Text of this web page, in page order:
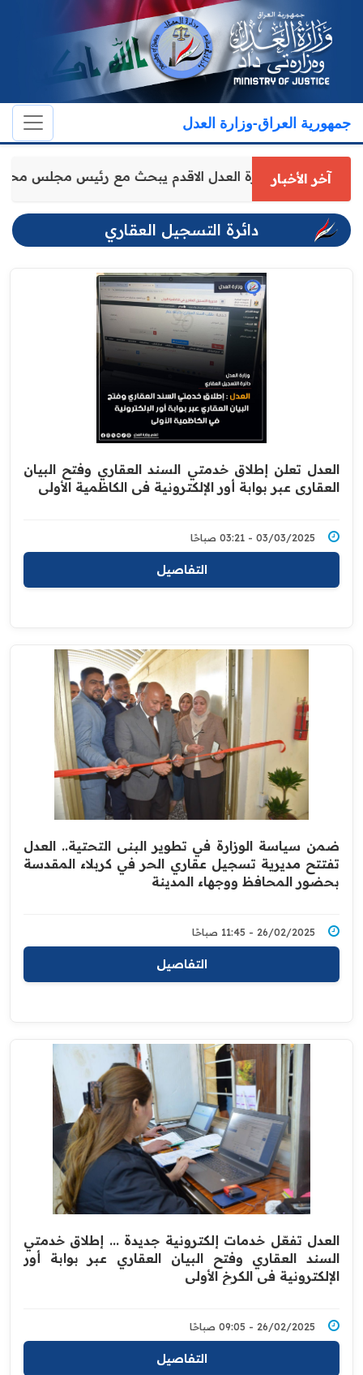
جمهورية العراق-وزارة العدل
آخر الأخباروكيل وزارة العدل الاقدم يبحث مع رئيس مجلس
دائرة التسجيل العقاري
العدل تعلن إطلاق خدمتي السند العقاري وفتح البيان
العقاري عبر بوابة أور الإلكترونية في الكاظمية الأولى
03/03/2025 - 03:21 صباحًا
التفاصيل
ضمن سياسة الوزارة في تطوير البنى التحتية.. العدل
تفتتح مديرية تسجيل عقاري الحر في كربلاء المقدسة
بحضور المحافظ ووجهاء المدينة
26/02/2025 - 11:45 صباحًا
التفاصيل
العدل تفعّل خدمات إلكترونية جديدة ... إطلاق خدمتي
السند العقاري وفتح البيان العقاري عبر بوابة أور
الإلكترونية في الكرخ الأولى
26/02/2025 - 09:05 صباحًا
التفاصيل